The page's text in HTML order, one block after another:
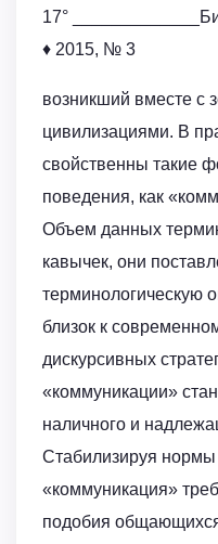
17°
♦ 2015, № 3
возникший вместе с
цивилизациями. В
свойственны такие
поведения, как
Объем данных
кавычек, они
терминологическую
близок к
дискурсивных
«коммуникации»
наличного и
Стабилизируя
«коммуникация»
подобия